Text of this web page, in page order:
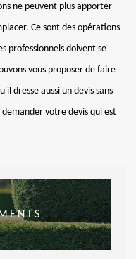
ne peuvent plus apporter
Ce sont des opérations
professionnels doivent se
vous proposer de faire
dresse aussi un devis sans
votre devis qui est